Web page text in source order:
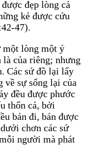
đẹp lòng cả
kẻ được cứu
47).
một lòng một ý
là của riêng; nhưng
Các sứ đồ lại lấy
về sự sống lại của
đều được phước
thốn cả, bởi
bán đi, bán được
chơn các sứ
người mà phát